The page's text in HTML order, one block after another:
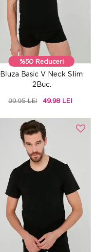
%50 Reduceri
Bluza Basic V Neck Slim
2Buc.
99.95 LEI 49.98 LEI